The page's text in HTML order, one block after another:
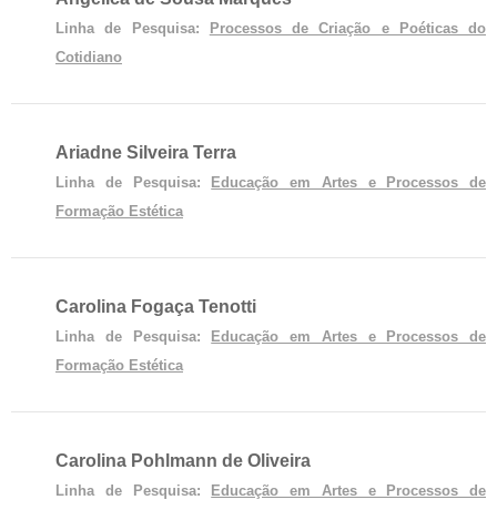
Linha de Pesquisa:
Processos de Criação e Poéticas do
Cotidiano
Ariadne Silveira Terra
Linha de Pesquisa:
Educação em Artes e Processos de
Formação Estética
Carolina Fogaça Tenotti
Linha de Pesquisa:
Educação em Artes e Processos de
Formação Estética
Carolina Pohlmann de Oliveira
Linha de Pesquisa:
Educação em Artes e Processos de